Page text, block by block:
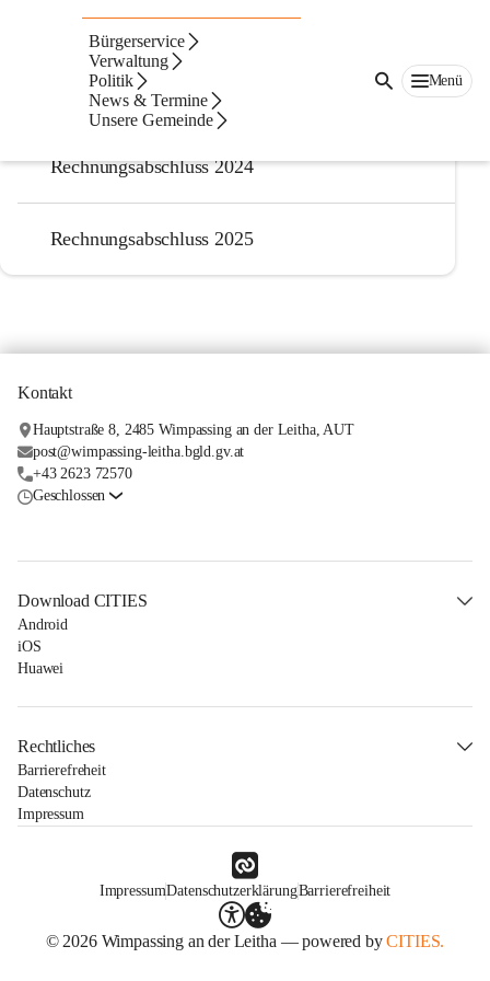
Bürgerservice
Verwaltung
Politik
News & Termine
Unsere Gemeinde
Menü
Voranschläge
Rechnungsabschlüsse
Rechnungsabschluss 2023
Rechnungsabschluss 2024
Rechnungsabschluss 2025
Kontakt
Hauptstraße 8, 2485 Wimpassing an der Leitha, AUT
post@wimpassing-leitha.bgld.gv.at
+43 2623 72570
Geschlossen
Download CITIES
Android
iOS
Huawei
Rechtliches
Barrierefreheit
Datenschutz
Impressum
ImpressumDatenschutzerklärungBarrierefreiheit
© 2026 Wimpassing an der Leitha — powered byCITIES.